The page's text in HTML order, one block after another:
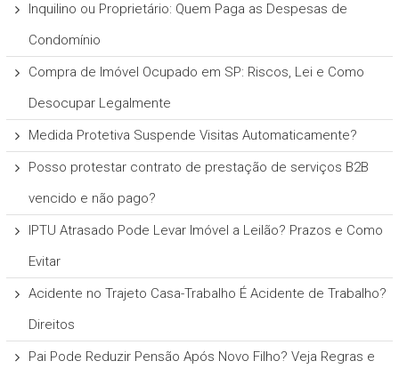
Inquilino ou Proprietário: Quem Paga as Despesas de
Condomínio
Compra de Imóvel Ocupado em SP: Riscos, Lei e Como
Desocupar Legalmente
Medida Protetiva Suspende Visitas Automaticamente?
Posso protestar contrato de prestação de serviços B2B
vencido e não pago?
IPTU Atrasado Pode Levar Imóvel a Leilão? Prazos e Como
Evitar
Acidente no Trajeto Casa-Trabalho É Acidente de Trabalho?
Direitos
Pai Pode Reduzir Pensão Após Novo Filho? Veja Regras e